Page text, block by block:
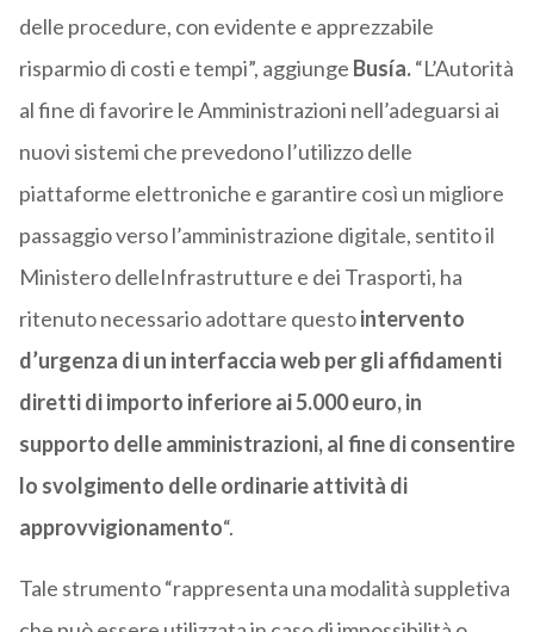
delle procedure, con evidente e apprezzabile
risparmio di costi e tempi”, aggiunge Busía.“L’Autorità
al fine di favorire le Amministrazioni nell’adeguarsi ai
nuovi sistemi che prevedono l’utilizzo delle
piattaforme elettroniche e garantire così un migliore
passaggio verso l’amministrazione digitale, sentito il
Ministero delleInfrastrutture e dei Trasporti, ha
ritenuto necessario adottare questointervento
d’urgenza di un interfaccia web per gli affidamenti
diretti di importo inferiore ai 5.000 euro, in
supporto delle amministrazioni, al fine di consentire
lo svolgimento delle ordinarie attività di
approvvigionamento“.
Tale strumento “rappresenta una modalità suppletiva